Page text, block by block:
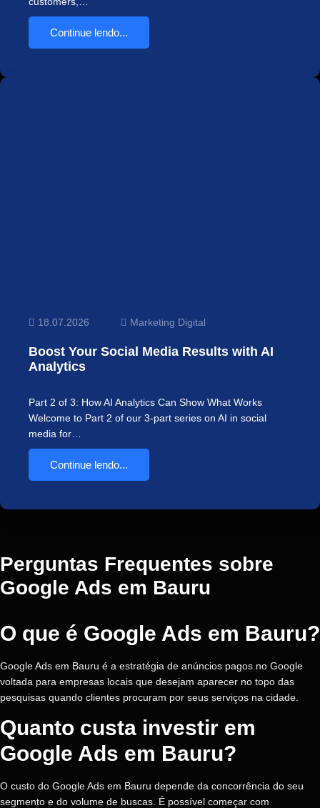
Continue lendo...
18.07.2026 Marketing Digital
Boost Your Social Media Results with AI
Analytics
Part 2 of 3: How AI Analytics Can Show What Works
Welcome to Part 2 of our 3-part series on AI in social
media for…
Continue lendo...
Perguntas Frequentes sobre
Google Ads em Bauru
O que é Google Ads em Bauru?
Google Ads em Bauru é a estratégia de anúncios pagos no Google
voltada para empresas locais que desejam aparecer no topo das
pesquisas quando clientes procuram por seus serviços na cidade.
Quanto custa investir em
Google Ads em Bauru?
O custo do Google Ads em Bauru depende da concorrência do seu
segmento e do volume de buscas. É possível começar com